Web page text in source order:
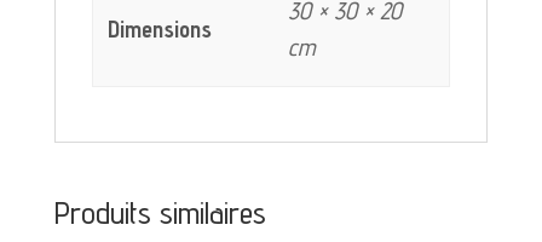
Dimensions
30 × 30 × 20
cm
Produits similaires